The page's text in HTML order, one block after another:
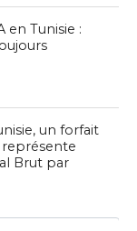
en Tunisie :
un forfait
Brut par